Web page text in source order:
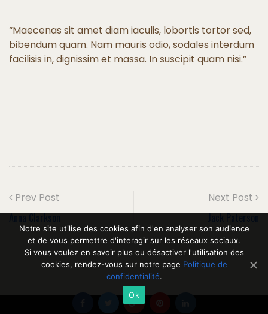
“Maecenas sit amet diam iaculis, lobortis tortor sed,
bibendum quam. Nam mauris odio, sodales interdum
facilisis in, dignissim et massa. In suscipit quam nisi.”
Prev Post
Anna Clarkson
Next Post
Jack Paterson
Notre site utilise des cookies afin d'en analyser son audience
et de vous permettre d'interagir sur les réseaux sociaux.
Si vous voulez en savoir plus ou désactiver l'utilisation des
cookies, rendez-vous sur notre page Politique de
confidentialité.
Ok